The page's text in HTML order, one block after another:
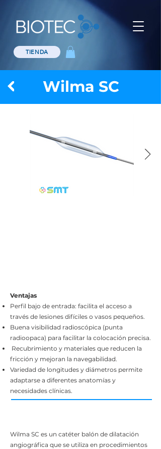
TIENDA
Wilma SC
Ventajas
Perfil bajo de entrada: facilita el acceso a
través de lesiones difíciles o vasos pequeños.
Buena visibilidad radioscópica (punta
radioopaca) para facilitar la colocación precisa.
Recubrimiento y materiales que reducen la
fricción y mejoran la navegabilidad.
Variedad de longitudes y diámetros permite
adaptarse a diferentes anatomías y
necesidades clínicas.
Wilma SC es un catéter balón de dilatación
angiográfica que se utiliza en procedimientos